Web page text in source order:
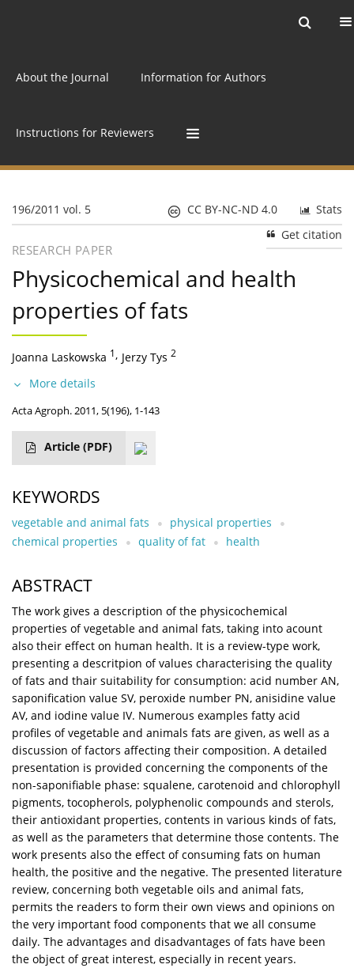
About the Journal Information for Authors
Instructions for Reviewers
196/2011 vol. 5 Stats
CC BY-NC-ND 4.0
Get citation
RESEARCH PAPER
Physicochemical and health
properties of fats
Joanna Laskowska 1, Jerzy Tys 2
More details
Acta Agroph. 2011, 5(196), 1-143
Article (PDF)
KEYWORDS
vegetable and animal fats
physical properties
chemical properties
quality of fat health
ABSTRACT
The work gives a description of the physicochemical
properties of vegetable and animal fats, taking into acount
also their effect on human health. It is a review-type work,
presenting a descritpion of values characterising the quality
of fats and thair suitability for consumption: acid number AN,
saponification value SV, peroxide number PN, anisidine value
AV, and iodine value IV. Numerous examples fatty acid
profiles of vegetable and animals fats are given, as well as a
discussion of factors affecting their composition. A detailed
presentation is provided concerning the components of the
non-saponifiable phase: squalene, carotenoid and chlorophyll
pigments, tocopherols, polyphenolic compounds and sterols,
their antioxidant properties, contents in various kinds of fats,
as well as the parameters that determine those contents. The
work presents also the effect of consuming fats on human
health, the positive and the negative. The presented literature
review, concerning both vegetable oils and animal fats,
permits the readers to form their own views and opinions on
the very important food components that we all consume
daily. The advantages and disadvantages of fats have been
the object of great interest, especially in recent years.